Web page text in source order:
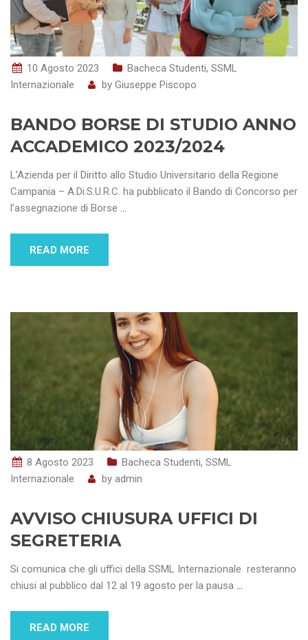
10 Agosto 2023 Bacheca Studenti, SSML
Internazionale
by Giuseppe Piscopo
BANDO BORSE DI STUDIO ANNO
ACCADEMICO 2023/2024
L’Azienda per il Diritto allo Studio Universitario della Regione
Campania – A.Di.S.U.R.C. ha pubblicato il Bando di Concorso per
l’assegnazione di Borse …
READ MORE
8 Agosto 2023 Bacheca Studenti, SSML
Internazionale
by admin
AVVISO CHIUSURA UFFICI DI
SEGRETERIA
Si comunica che gli uffici della SSML Internazionale resteranno
chiusi al pubblico dal 12 al 19 agosto per la pausa …
READ MORE